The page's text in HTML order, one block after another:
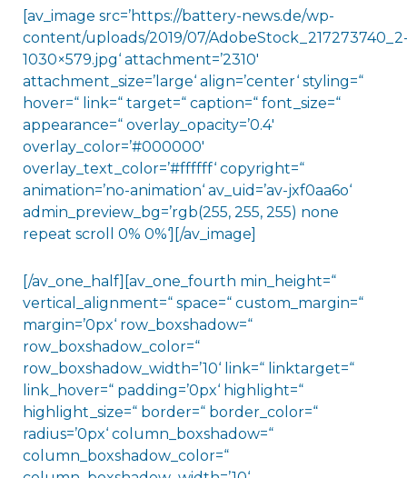
[av_image src=’https://battery-news.de/wp-
content/uploads/2019/07/
1030×579.jpg‘ attachment=’2310′
attachment_size=’large‘ align=’center‘ styling=“
hover=“ link=“ target=“ caption=“ font_size=“
appearance=“ overlay_opacity=’0.4′
overlay_color=’#000000′
overlay_text_color=’#ffffff‘ copyright=“
animation=’no-animation‘ av_uid=’av-jxf0aa6o‘
admin_preview_bg=’rgb(255, 255, 255) none
repeat scroll 0% 0%‘][/av_image]
[/av_one_half][av_one_fourth min_height=“
vertical_alignment=“ space=“ custom_margin=“
margin=’0px‘ row_boxshadow=“
row_boxshadow_color=“
row_boxshadow_width=’10‘ link=“ linktarget=“
link_hover=“ padding=’0px‘ highlight=“
highlight_size=“ border=“ border_color=“
radius=’0px‘ column_boxshadow=“
column_boxshadow_color=“